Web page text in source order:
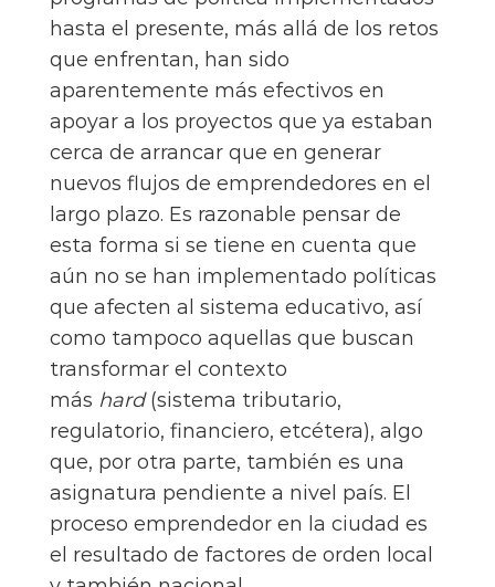
hasta el presente, más allá de los retos
que enfrentan, han sido
aparentemente más efectivos en
apoyar a los proyectos que ya estaban
cerca de arrancar que en generar
nuevos flujos de emprendedores en el
largo plazo. Es razonable pensar de
esta forma si se tiene en cuenta que
aún no se han implementado políticas
que afecten al sistema educativo, así
como tampoco aquellas que buscan
transformar el contexto
más hard(sistema tributario,
regulatorio, financiero, etcétera), algo
que, por otra parte, también es una
asignatura pendiente a nivel país. El
proceso emprendedor en la ciudad es
el resultado de factores de orden local